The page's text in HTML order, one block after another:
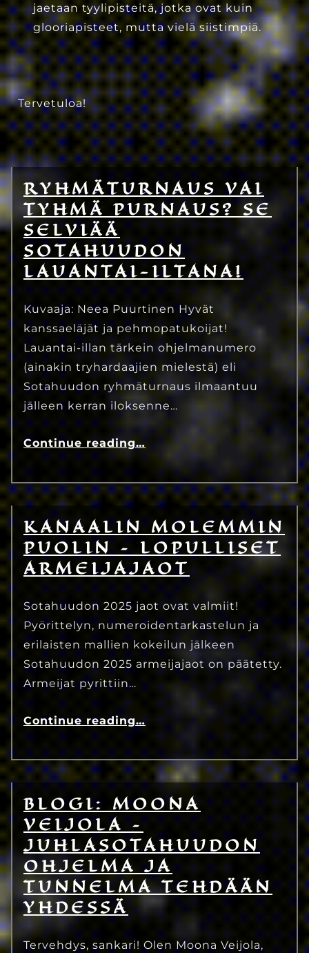
jaetaan tyylipisteitä, jotka ovat kuin
glooriapisteet, mutta vielä siistimpiä.
Tervetuloa!
RYHMÄTURNAUS VAI
TYHMÄ PURNAUS? SE
SELVIÄÄ
SOTAHUUDON
LAUANTAI-ILTANA!
Kuvaaja: Neea Puurtinen Hyvät
kanssaeläjät ja pehmopatukoijat!
Lauantai-illan tärkein ohjelmanumero
(ainakin tryhardaajien mielestä) eli
Sotahuudon ryhmäturnaus ilmaantuu
jälleen kerran iloksenne…
Continue reading…
7.7.2025
Eetu Kinnunen
KANAALIN MOLEMMIN
PUOLIN – LOPULLISET
ARMEIJAJAOT
Sotahuudon 2025 jaot ovat valmiit!
Pyörittelyn, numeroidentarkastelun ja
erilaisten mallien kokeilun jälkeen
Sotahuudon 2025 armeijajaot on päätetty.
Armeijat pyrittiin…
Continue reading…
3.7.2025
Eetu Kinnunen
BLOGI: MOONA
VEIJOLA –
JUHLASOTAHUUDON
OHJELMA JA
TUNNELMA TEHDÄÄN
YHDESSÄ
Tervehdys, sankari! Olen Moona Veijola,
30.6.2025
Eetu Kinnunen